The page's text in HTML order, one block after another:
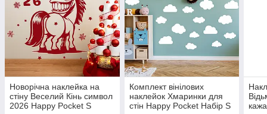
Новорічна наклейка на
стіну Веселий Кінь символ
2026 Happy Pocket S
Комплект вінілових
наклейок Хмаринки для
стін Happy Pocket Набір S